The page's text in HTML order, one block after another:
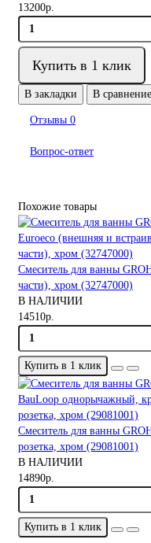
13200р.
Купить в 1 клик
В закладки В сравнение
Отзывы 0
Вопрос-ответ
Похожие товары
Смеситель для ванны
части), хром (32747000)
В НАЛИЧИИ
14510р.
Купить в 1 клик
Смеситель для ванны
розетка, хром (29081001)
В НАЛИЧИИ
14890р.
Купить в 1 клик